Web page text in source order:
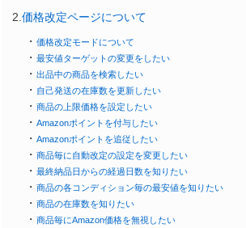
2. 価格改定ページについて
・ 価格改定モードについて
・ 最安値ターゲットの変更をしたい
・ 出品中の商品を検索したい
・ 自己発送の在庫数を更新したい
・ 商品の上限価格を設定したい
・ Amazonポイントを付与したい
・ Amazonポイントを追従したい
・ 商品毎に自動改定の設定を変更したい
・ 最終納品日からの経過日数を知りたい
・ 商品の各コンディション毎の最安値を知りたい
・ 商品の在庫数を知りたい
・ 商品毎にAmazon価格を無視したい